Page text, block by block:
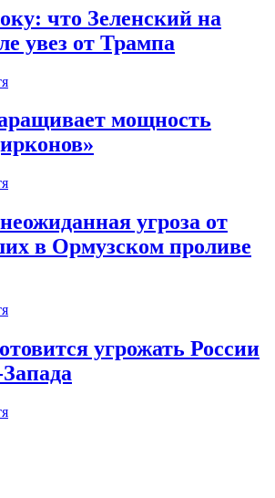
что Зеленский на
увез от Трампа
мощность
угроза от
в Ормузском проливе
угрожать России